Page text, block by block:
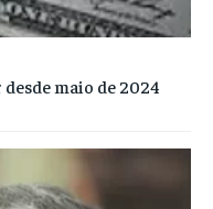
maio de 2024